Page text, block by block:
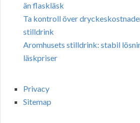
än flaskläsk
Ta kontroll över
stilldrink
Aromhusets stilldrink: stabil
läskpriser
Privacy
Sitemap